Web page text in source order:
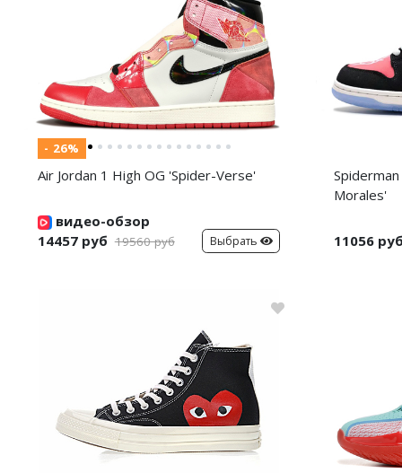
- 26%
Air Jordan 1 High OG 'Spider-Verse'
видео-обзор
14457 руб 19560 руб Выбрать
Morales'
11056 руб